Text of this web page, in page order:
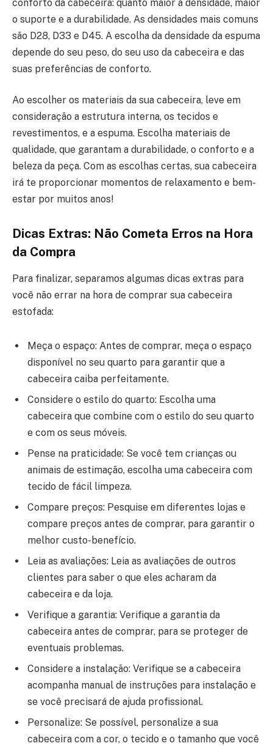
conforto da cabeceira: quanto maior a densidade, maior
o suporte e a durabilidade. As densidades mais comuns
são D28, D33 e D45. A escolha da densidade da espuma
depende do seu peso, do seu uso da cabeceira e das
suas preferências de conforto.
Ao escolher os materiais da sua cabeceira, leve em
consideração a estrutura interna, os tecidos e
revestimentos, e a espuma. Escolha materiais de
qualidade, que garantam a durabilidade, o conforto e a
beleza da peça. Com as escolhas certas, sua cabeceira
irá te proporcionar momentos de relaxamento e bem-
estar por muitos anos!
Dicas Extras: Não Cometa Erros na Hora
da Compra
Para finalizar, separamos algumas dicas extras para
você não errar na hora de comprar sua cabeceira
estofada:
Meça o espaço: Antes de comprar, meça o espaço
disponível no seu quarto para garantir que a
cabeceira caiba perfeitamente.
Considere o estilo do quarto: Escolha uma
cabeceira que combine com o estilo do seu quarto
e com os seus móveis.
Pense na praticidade: Se você tem crianças ou
animais de estimação, escolha uma cabeceira com
tecido de fácil limpeza.
Compare preços: Pesquise em diferentes lojas e
compare preços antes de comprar, para garantir o
melhor custo-benefício.
Leia as avaliações: Leia as avaliações de outros
clientes para saber o que eles acharam da
cabeceira e da loja.
Verifique a garantia: Verifique a garantia da
cabeceira antes de comprar, para se proteger de
eventuais problemas.
Considere a instalação: Verifique se a cabeceira
acompanha manual de instruções para instalação e
se você precisará de ajuda profissional.
Personalize: Se possível, personalize a sua
cabeceira com a cor, o tecido e o tamanho que você